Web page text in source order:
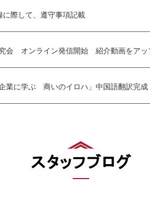
に際して、遵守事項記載
会 オンライン発信開始 紹介動画をアッ
業に学ぶ 商いのイロハ」中国語翻訳完